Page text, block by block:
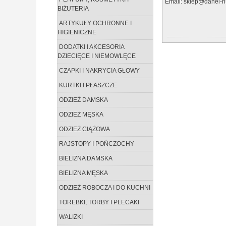
BIŻUTERIA
ARTYKUŁY OCHRONNE I
HIGIENICZNE
DODATKI I AKCESORIA
DZIECIĘCE I NIEMOWLĘCE
CZAPKI I NAKRYCIA GŁOWY
KURTKI I PŁASZCZE
ODZIEŻ DAMSKA
ODZIEŻ MĘSKA
ODZIEŻ CIĄŻOWA
RAJSTOPY I POŃCZOCHY
BIELIZNA DAMSKA
BIELIZNA MĘSKA
ODZIEŻ ROBOCZA I DO KUCHNI
TOREBKI, TORBY I PLECAKI
WALIZKI